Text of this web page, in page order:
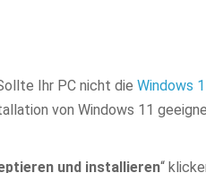
Ihr PC nicht die Windows
von Windows 11
und installieren“